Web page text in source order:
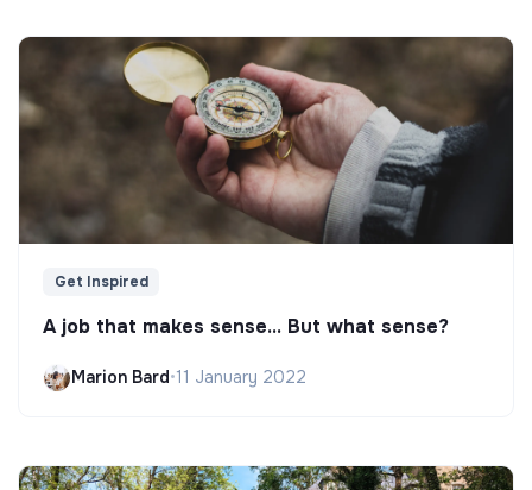
Get Inspired
A job that makes sense... But what sense?
Marion Bard•11 January 2022